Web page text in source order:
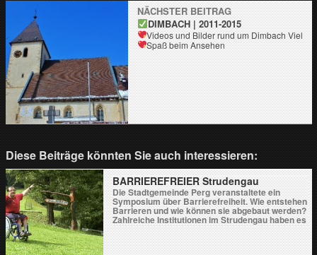
NÄCHSTER BEITRAG
DIMBACH | 2011-2015
Videos und Bilder rund um DimbachViel
Spaß beim Ansehen
Diese Beiträge könnten Sie auch interessieren:
BARRIEREFREIER Strudengau
Die Stadtgemeinde Perg veranstaltete ein
Symposium über Barrierefreiheit. Wie entstehen
Barrieren und wie können sie abgebaut werden?
Zahlreiche Institutionen im Strudengau haben es
sich zur Aufgabe gemacht, im Alltag, Urlaub,
Pflege usw. ein zugeschnittenes Angebot
anzubieten.